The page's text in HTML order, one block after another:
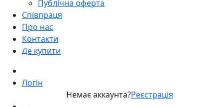
Публічна оферта
Співпраця
Про нас
Контакти
Де купити
Логін
Немає аккаунта?Реєстрація